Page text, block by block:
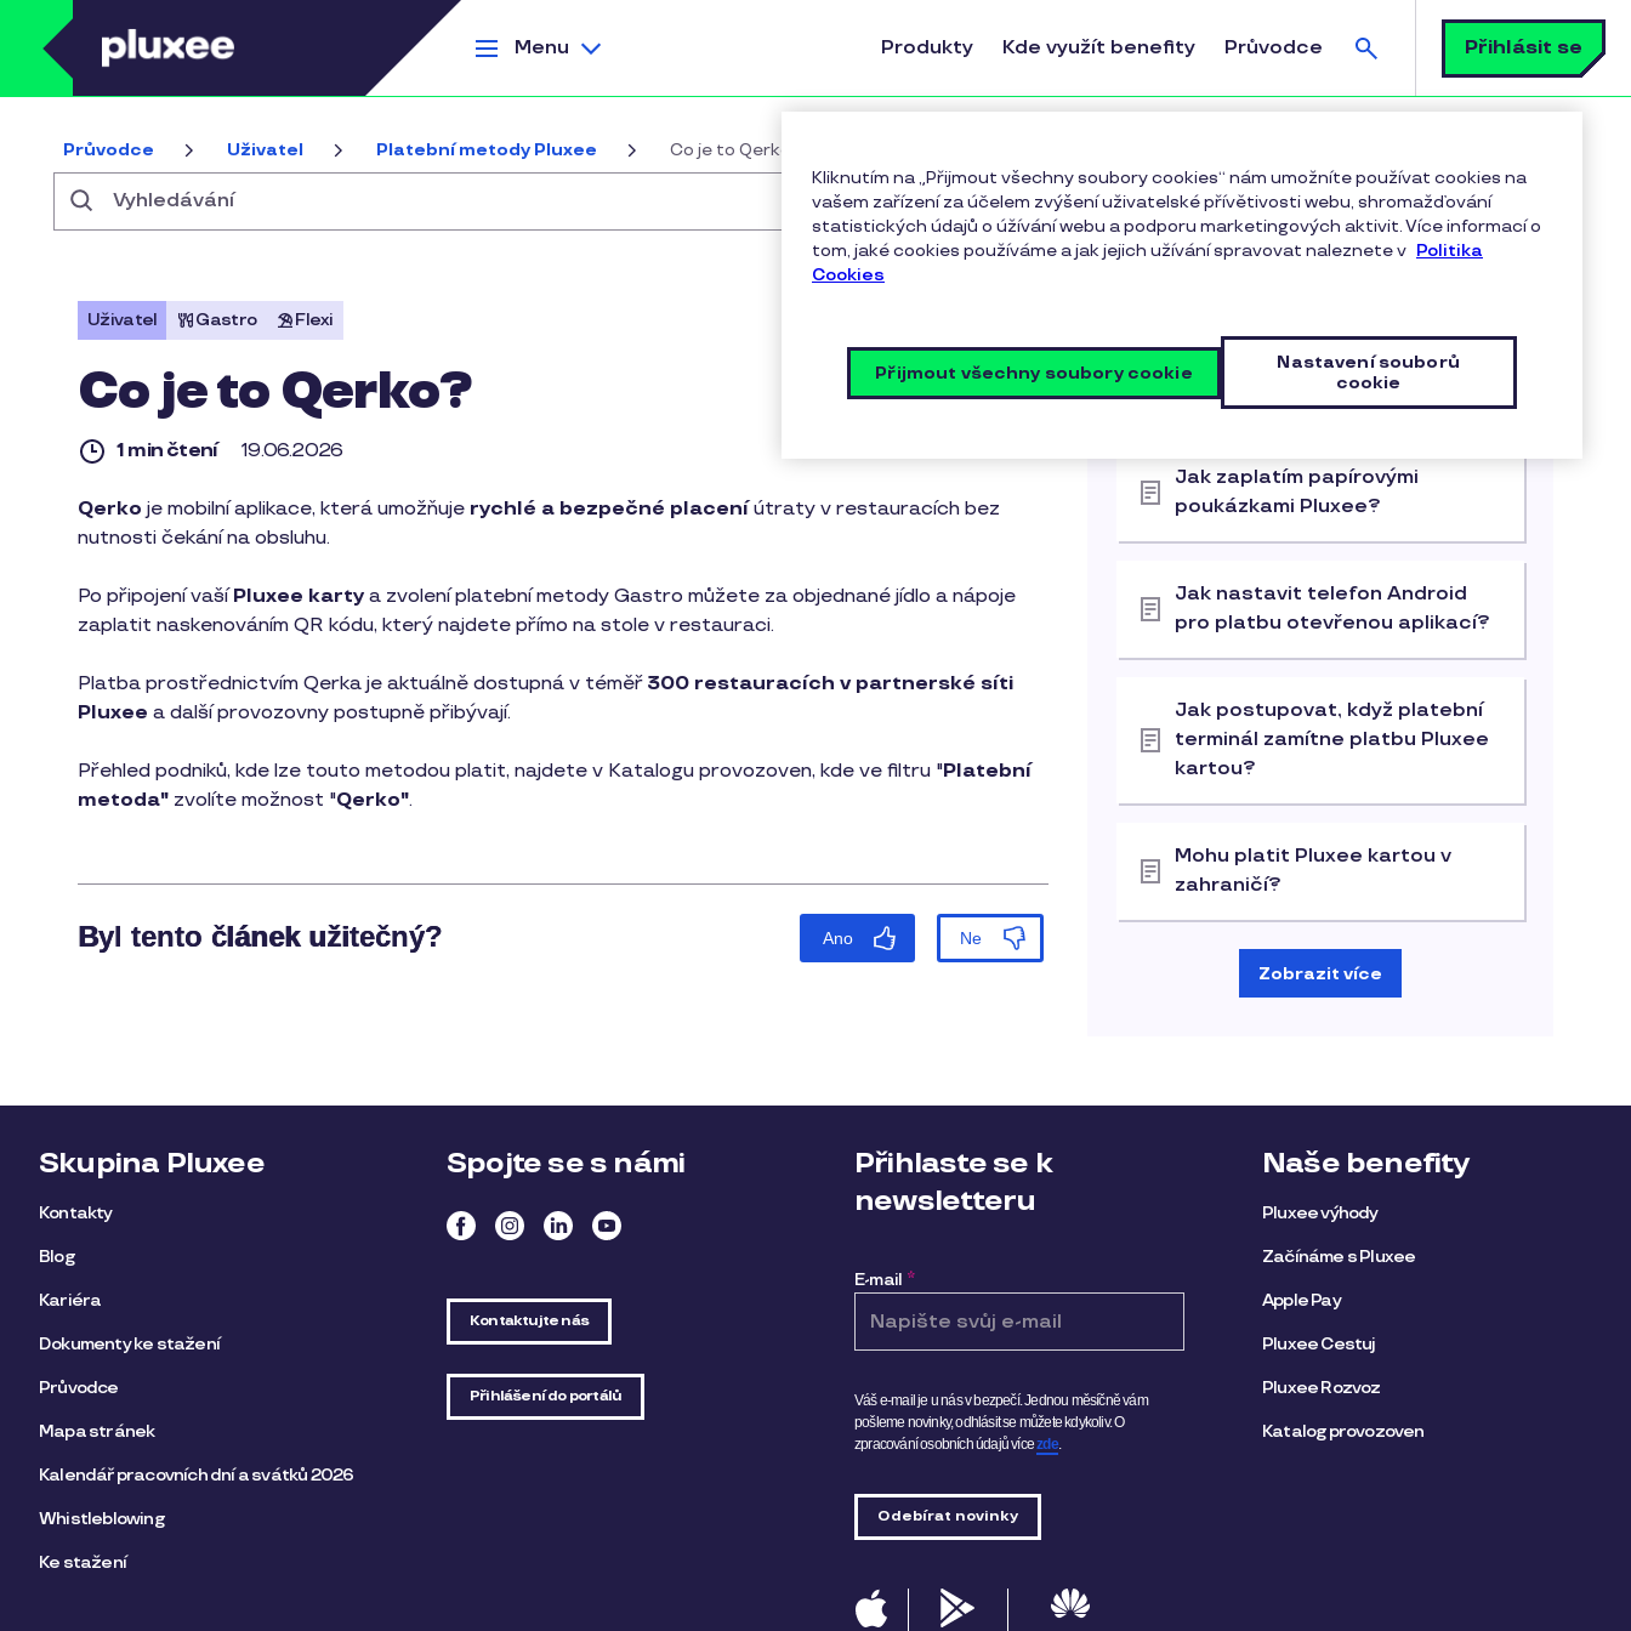
Přejít k hlavnímu obsahu
Menu
Produkty Kde využít benefity Průvodce
Vyhledávání
Přihlásit se
Průvodce Uživatel Platební metody Pluxee Co je to Qerko?
Uživatel Gastro Flexi
Co je to Qerko?
1 min čtení 19.06.2026
1
min
čtení
Qerko je mobilní aplikace, která umožňuje rychlé a bezpečné placeníútraty v restauracích bez
nutnosti čekání na obsluhu.
Po připojení vašíPluxee karty a zvolení platební metody Gastro můžete za objednané jídlo a nápoje
zaplatit naskenováním QR kódu, který najdete přímo na stole v restauraci.
Platba prostřednictvím Qerka je aktuálně dostupná v téměř 300 restauracích v partnerské síti
Pluxee a další provozovny postupně přibývají.
Přehled podniků, kde lze touto metodou platit, najdete v Katalogu provozoven, kde ve filtru "Platební
metoda" zvolíte možnost "Qerko".
Články v kategorii
Platební metody Pluxee
Jak zaplatím papírovými
poukázkami Pluxee?
Jak nastavit telefon Android
pro platbu otevřenou aplikací?
Jak postupovat, když platební
terminál zamítne platbu Pluxee
kartou?
Mohu platit Pluxee kartou v
zahraničí?
Zobrazit více
Skupina Pluxee
Kontakty
Blog
Kariéra
Dokumenty ke stažení
Průvodce
Mapa stránek
Kalendář pracovních dní a svátků 2026
Whistleblowing
Ke stažení
Spojte se s námi
Kontaktujte nás
Přihlášení do portálů
Přihlaste se k
newsletteru
E-mail *
Váš e-mail je u nás v bezpečí. Jednou měsíčně vám
pošleme novinky, odhlásit se můžete kdykoliv.O
zpracování osobních údajů vícezde.
Naše benefity
Pluxee výhody
Začínáme s Pluxee
Apple Pay
Pluxee Cestuj
Pluxee Rozvoz
Katalog provozoven
Kliknutím na „Přijmout všechny soubory cookies“ nám umožníte používat cookies na
vašem zařízení za účelem zvýšení uživatelské přívětivosti webu, shromažďování
statistických údajů o úžívání webu a podporu marketingových aktivit. Více informací o
tom, jaké cookies používáme a jak jejich užívání spravovat naleznete v Politika
Cookies
Nastavení souborů
cookie
Přijmout všechny soubory cookie